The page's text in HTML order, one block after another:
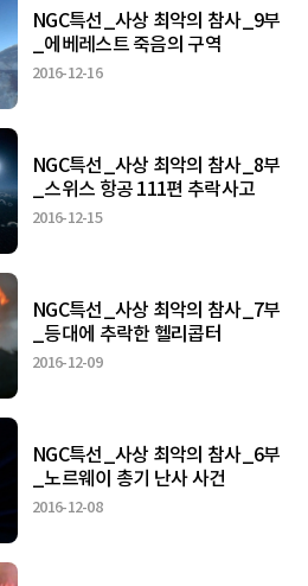
NGC특선_사상 최악의 참사_9부
_에베레스트 죽음의 구역
2016-12-16
NGC특선_사상 최악의 참사_8부
_스위스 항공 111편 추락사고
2016-12-15
NGC특선_사상 최악의 참사_7부
_등대에 추락한 헬리콥터
2016-12-09
NGC특선_사상 최악의 참사_6부
_노르웨이 총기 난사 사건
2016-12-08